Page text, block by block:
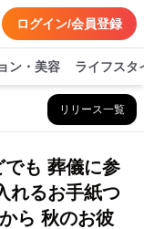
ログイン/会員登録
ン・美容 ライフスタ
リリース一覧
でも 葬儀に参
るお手紙つ
ら 秋のお彼